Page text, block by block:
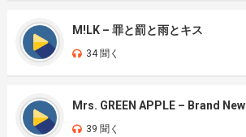
M!LK – 罪と罰と雨とキス
34 聞く
Mrs. GREEN APPLE – Brand New
39 聞く